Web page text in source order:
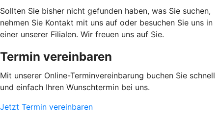
Sollten Sie bisher nicht gefunden haben, was Sie suchen,
nehmen Sie Kontakt mit uns auf oder besuchen Sie uns in
einer unserer Filialen. Wir freuen uns auf Sie.
Termin vereinbaren
Mit unserer Online-Terminvereinbarung buchen Sie schnell
und einfach Ihren Wunschtermin bei uns.
Jetzt Termin vereinbaren